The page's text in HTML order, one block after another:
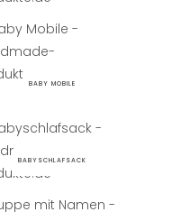
BABY MOBILE
BABYSCHLAFSACK